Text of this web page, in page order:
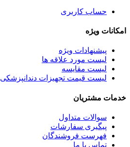
حساب کاربری
امکانات ویژه
پیشنهادات ویژه
لیست مورد علاقه ها
لیست مقایسه
لیست قیمت تجهیزات دندانپزشکی
خدمات مشتریان
سوالات متداول
پیگیری سفارشات
فهرست فروشندگان
تماس با ما